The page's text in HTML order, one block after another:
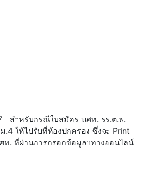
ำหรับกรณีใบสมัคร นศท. รร.ต.พ.
.4 ให้ไปรับที่ห้องปกครอง ซึ่งจะ Print
ท. ที่ผ่านการกรอกข้อมูลฯทางออนไลน์